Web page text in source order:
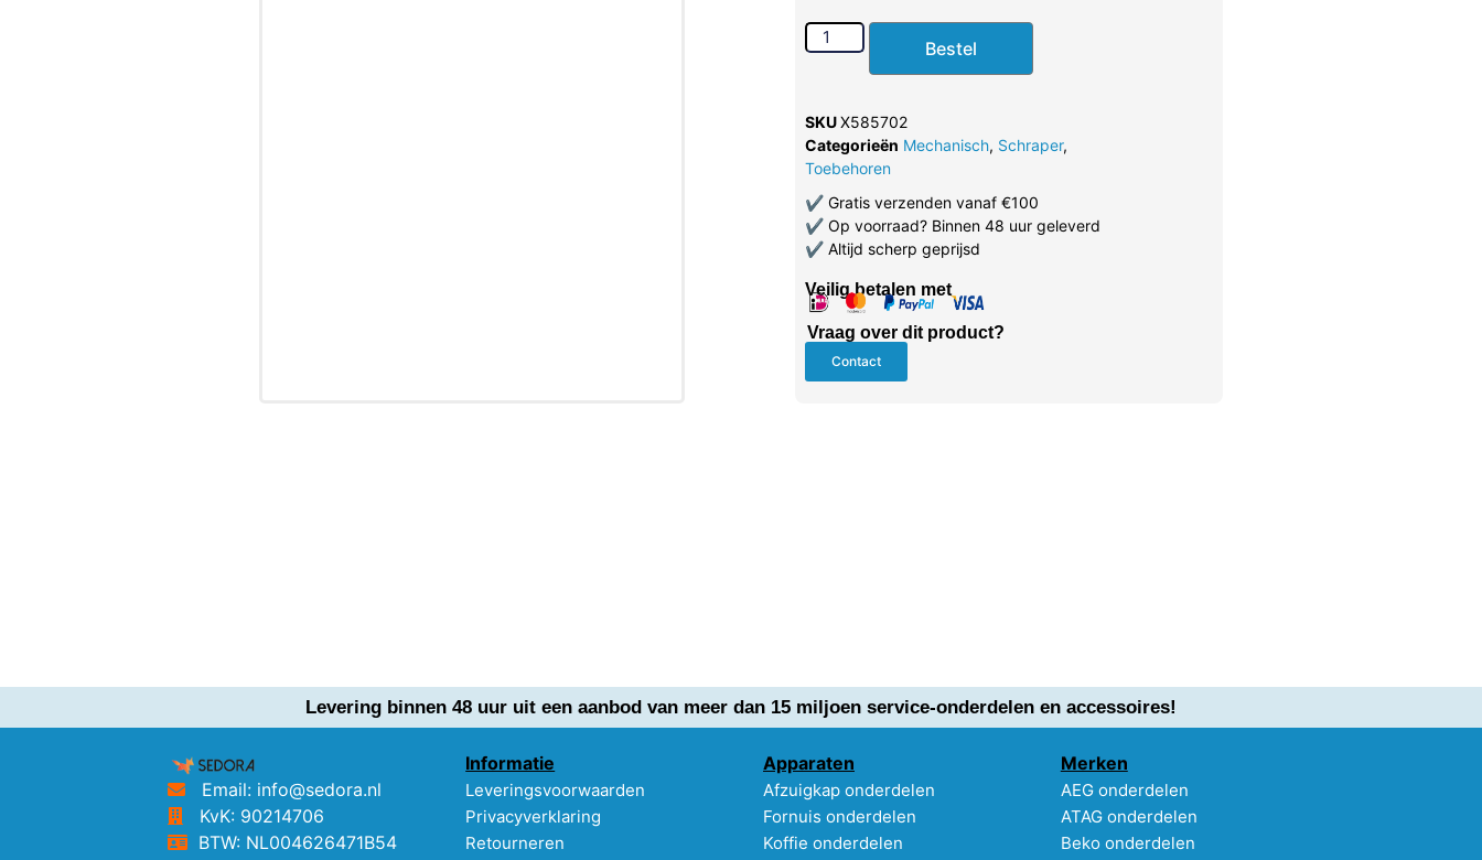
Bestel
SKUX585702
Categorieën Mechanisch, Schraper,
Toebehoren
✔Gratis verzenden vanaf €100
✔Op voorraad? Binnen 48 uur geleverd
✔Altijd scherp geprijsd
Veilig betalen met
Vraag over dit product?
Contact
Levering binnen 48 uur uit een aanbod van meer dan 15 miljoen service-onderdelen en accessoires!
Email: info@sedora.nl
KvK: 90214706
BTW: NL004626471B54
Informatie
Leveringsvoorwaarden
Privacyverklaring
Retourneren
Apparaten
Afzuigkap onderdelen
Fornuis onderdelen
Koffie onderdelen
Merken
AEG onderdelen
ATAG onderdelen
Beko onderdelen